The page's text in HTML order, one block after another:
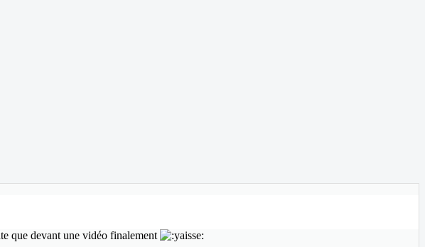
que devant une vidéo finalement